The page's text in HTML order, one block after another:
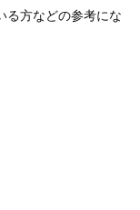
る方などの参考にな